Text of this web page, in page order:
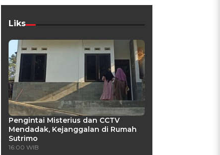
Liks
Pengintai Misterius dan CCTV
Mendadak, Kejanggalan di Rumah
Sutrimo
16:00 WIB